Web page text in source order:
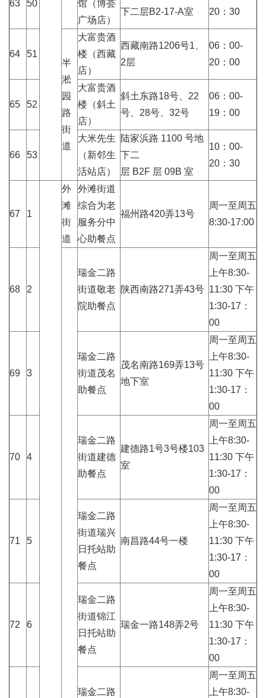
63 50
馆（博荟
广场店）
下二层B2-17-A室 20：30
64
51
半
淞
园
路
街
道
大富贵酒
楼（西藏
店）
西藏南路1206号1、
2层
06：00-
20：00
65 52
大富贵酒
楼（斜土
店）
斜土东路18号、22
号、28号、32号
06：00-
19：00
66 53
大米先生
（新邻生
活站店）
陆家浜路 1100 号地
下二
层 B2F 层 09B 室
10：00-
20：30
67 1
外
滩
街
道
外滩街道
综合为老
服务分中
心助餐点
福州路420弄13号
周一至周五
8:30-17:00
68 2
瑞金二路
街道敬老
院助餐点
陕西南路271弄43号
周一至周五
上午8:30-
11:30 下午
1:30-17：
00
69 3
瑞金二路
街道茂名
助餐点
茂名南路169弄13号
地下室
周一至周五
上午8:30-
11:30 下午
1:30-17：
00
70 4
瑞金二路
街道建德
助餐点
建德路1号3号楼103
室
周一至周五
上午8:30-
11:30 下午
1:30-17：
00
71 5
瑞金二路
街道瑞兴
日托站助
餐点
南昌路44号一楼
周一至周五
上午8:30-
11:30 下午
1:30-17：
00
72 6
瑞金二路
街道锦江
日托站助
餐点
瑞金一路148弄2号
周一至周五
上午8:30-
11:30 下午
1:30-17：
00
瑞金二路
周一至周五
上午8:30-